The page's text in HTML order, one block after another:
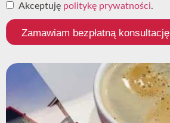
Akceptuję politykę prywatności.
Zamawiam bezpłatną konsultację